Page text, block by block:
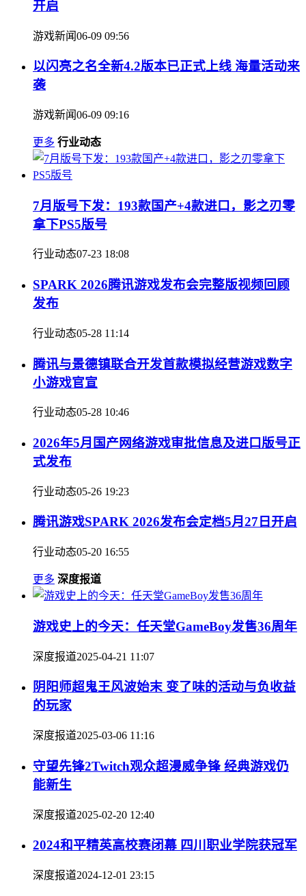
开启
游戏新闻06-09 09:56
以闪亮之名全新4.2版本已正式上线 海量活动来
袭
游戏新闻06-09 09:16
更多 行业动态
7月版号下发：193款国产+4款进口，影之刃零
拿下PS5版号
行业动态07-23 18:08
SPARK 2026腾讯游戏发布会完整版视频回顾
发布
行业动态05-28 11:14
腾讯与景德镇联合开发首款模拟经营游戏数字
小游戏官宣
行业动态05-28 10:46
2026年5月国产网络游戏审批信息及进口版号正
式发布
行业动态05-26 19:23
腾讯游戏SPARK 2026发布会定档5月27日开启
行业动态05-20 16:55
更多 深度报道
游戏史上的今天：任天堂GameBoy发售36周年
深度报道2025-04-21 11:07
阴阳师超鬼王风波始末 变了味的活动与负收益
的玩家
深度报道2025-03-06 11:16
守望先锋2Twitch观众超漫威争锋 经典游戏仍
能新生
深度报道2025-02-20 12:40
2024和平精英高校赛闭幕 四川职业学院获冠军
深度报道2024-12-01 23:15